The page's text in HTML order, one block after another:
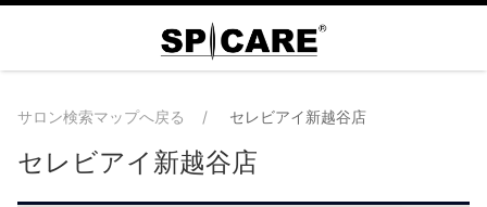
サロン検索マップへ戻る セレビアイ新越谷店
セレビアイ新越谷店